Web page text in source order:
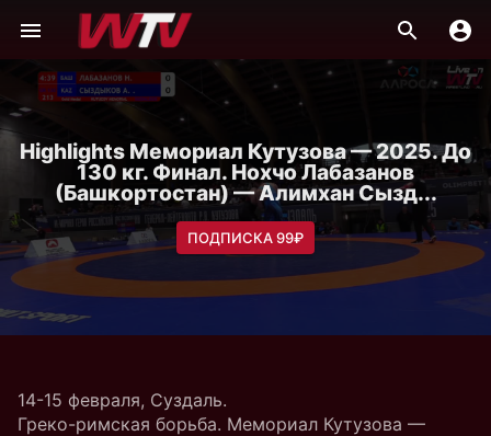
Highlights Мемориал Кутузова — 2025. До
130 кг. Финал. Нохчо Лабазанов
(Башкортостан) — Алимхан Сызд...
ПОДПИСКА 99₽
14-15 февраля, Суздаль.
Греко-римская борьба. Мемориал Кутузова —